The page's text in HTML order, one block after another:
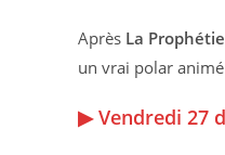
Après La
un vrai polar
▶ Vendredi 27